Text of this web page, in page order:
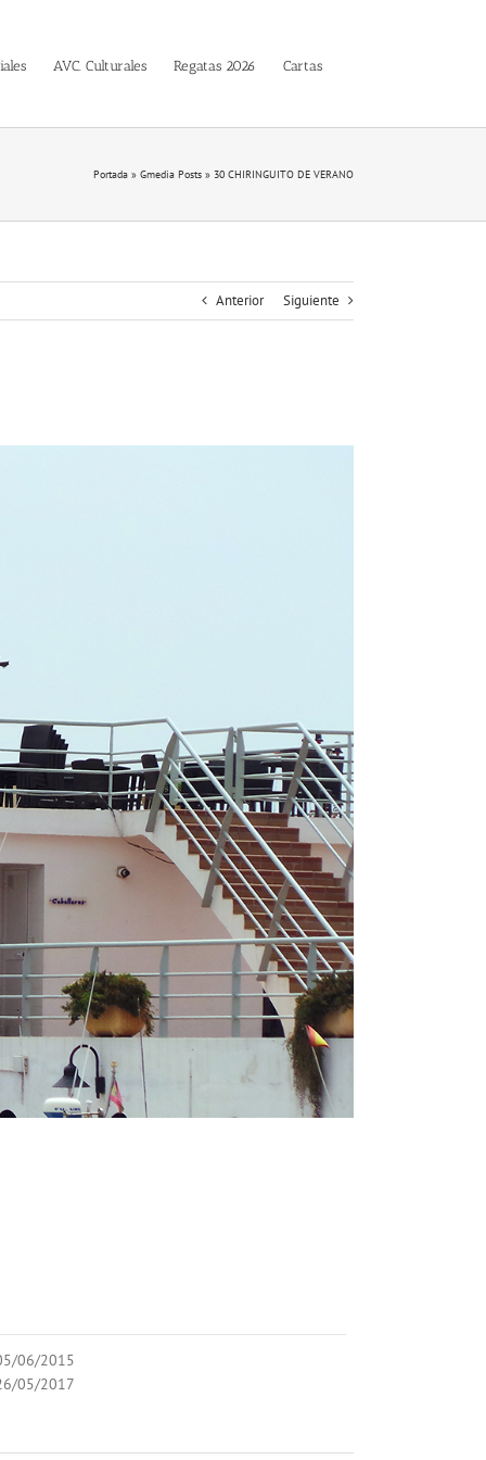
AVC. Culturales Regatas 2026 Cartas
Portada » Gmedia Posts » 30 CHIRINGUITO DE VERANO
Anterior Siguiente
06/2015
05/2017